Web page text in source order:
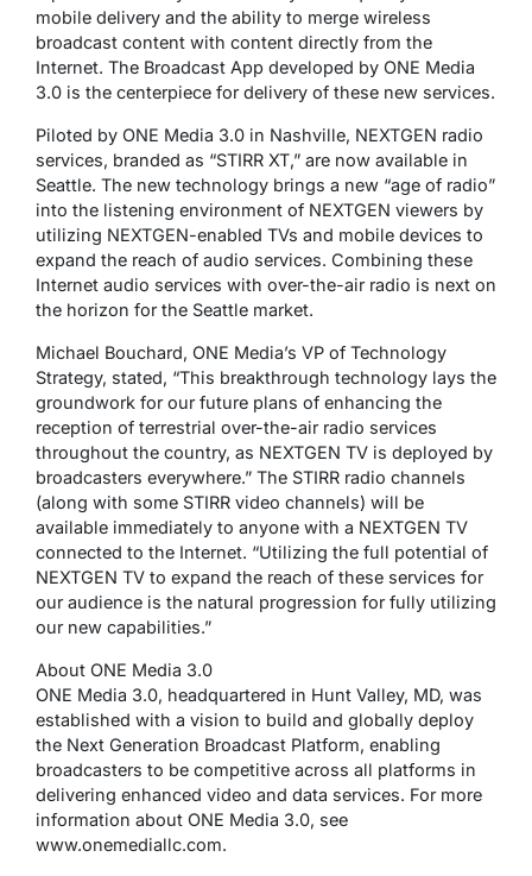
mobile delivery and the ability to merge wireless
broadcast content with content directly from the
Internet. The Broadcast App developed by ONE Media
3.0 is the centerpiece for delivery of these new services.
Piloted by ONE Media 3.0 in Nashville, NEXTGEN radio
services, branded as “STIRR XT,” are now available in
Seattle. The new technology brings a new “age of radio”
into the listening environment of NEXTGEN viewers by
utilizing NEXTGEN-enabled TVs and mobile devices to
expand the reach of audio services. Combining these
Internet audio services with over-the-air radio is next on
the horizon for the Seattle market.
Michael Bouchard, ONE Media’s VP of Technology
Strategy, stated, “This breakthrough technology lays the
groundwork for our future plans of enhancing the
reception of terrestrial over-the-air radio services
throughout the country, as NEXTGEN TV is deployed by
broadcasters everywhere.” The STIRR radio channels
(along with some STIRR video channels) will be
available immediately to anyone with a NEXTGEN TV
connected to the Internet. “Utilizing the full potential of
NEXTGEN TV to expand the reach of these services for
our audience is the natural progression for fully utilizing
our new capabilities.”
About ONE Media 3.0
ONE Media 3.0, headquartered in Hunt Valley, MD, was
established with a vision to build and globally deploy
the Next Generation Broadcast Platform, enabling
broadcasters to be competitive across all platforms in
delivering enhanced video and data services. For more
information about ONE Media 3.0, see
www.onemediallc.com.